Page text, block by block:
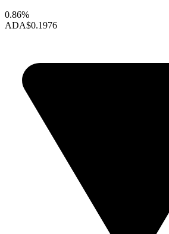
0.86%
ADA$0.1976